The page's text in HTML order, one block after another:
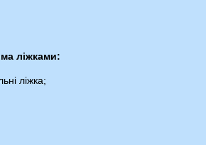
ліжками:
ліжка;